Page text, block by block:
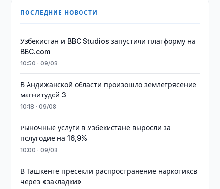
ПОСЛЕДНИЕ НОВОСТИ
Узбекистан и BBC Studios запустили платформу на
BBC.com
10:50 · 09/08
В Андижанской области произошло землетрясение
магнитудой 3
10:18 · 09/08
Рыночные услуги в Узбекистане выросли за
полугодие на 16,9%
10:00 · 09/08
В Ташкенте пресекли распространение наркотиков
через «закладки»